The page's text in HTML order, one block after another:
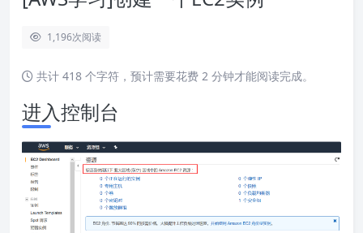
1,196次阅读
共计 418 个字符，预计需要花费 2 分钟才能阅读完成。
进入控制台